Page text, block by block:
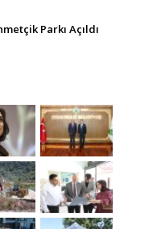
Parkı Açıldı